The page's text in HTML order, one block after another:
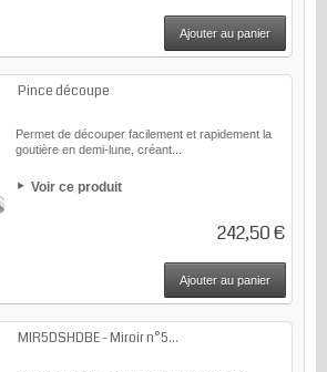
Ajouter au panier
Pince découpe
Permet de découper facilement et rapidement la
goutière en demi-lune, créant...
Voir ce produit
242,50 €
Ajouter au panier
MIR5DSHDBE - Miroir n°5...